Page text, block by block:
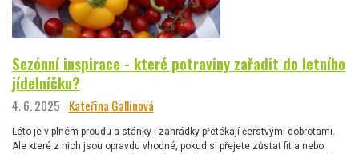
Sezónní inspirace - které potraviny zařadit do letního
jídelníčku?
4. 6. 2025 Kateřina Gallinová
Léto je v plném proudu a stánky i zahrádky přetékají čerstvými dobrotami.
Ale které z nich jsou opravdu vhodné, pokud si přejete zůstat fit a nebo